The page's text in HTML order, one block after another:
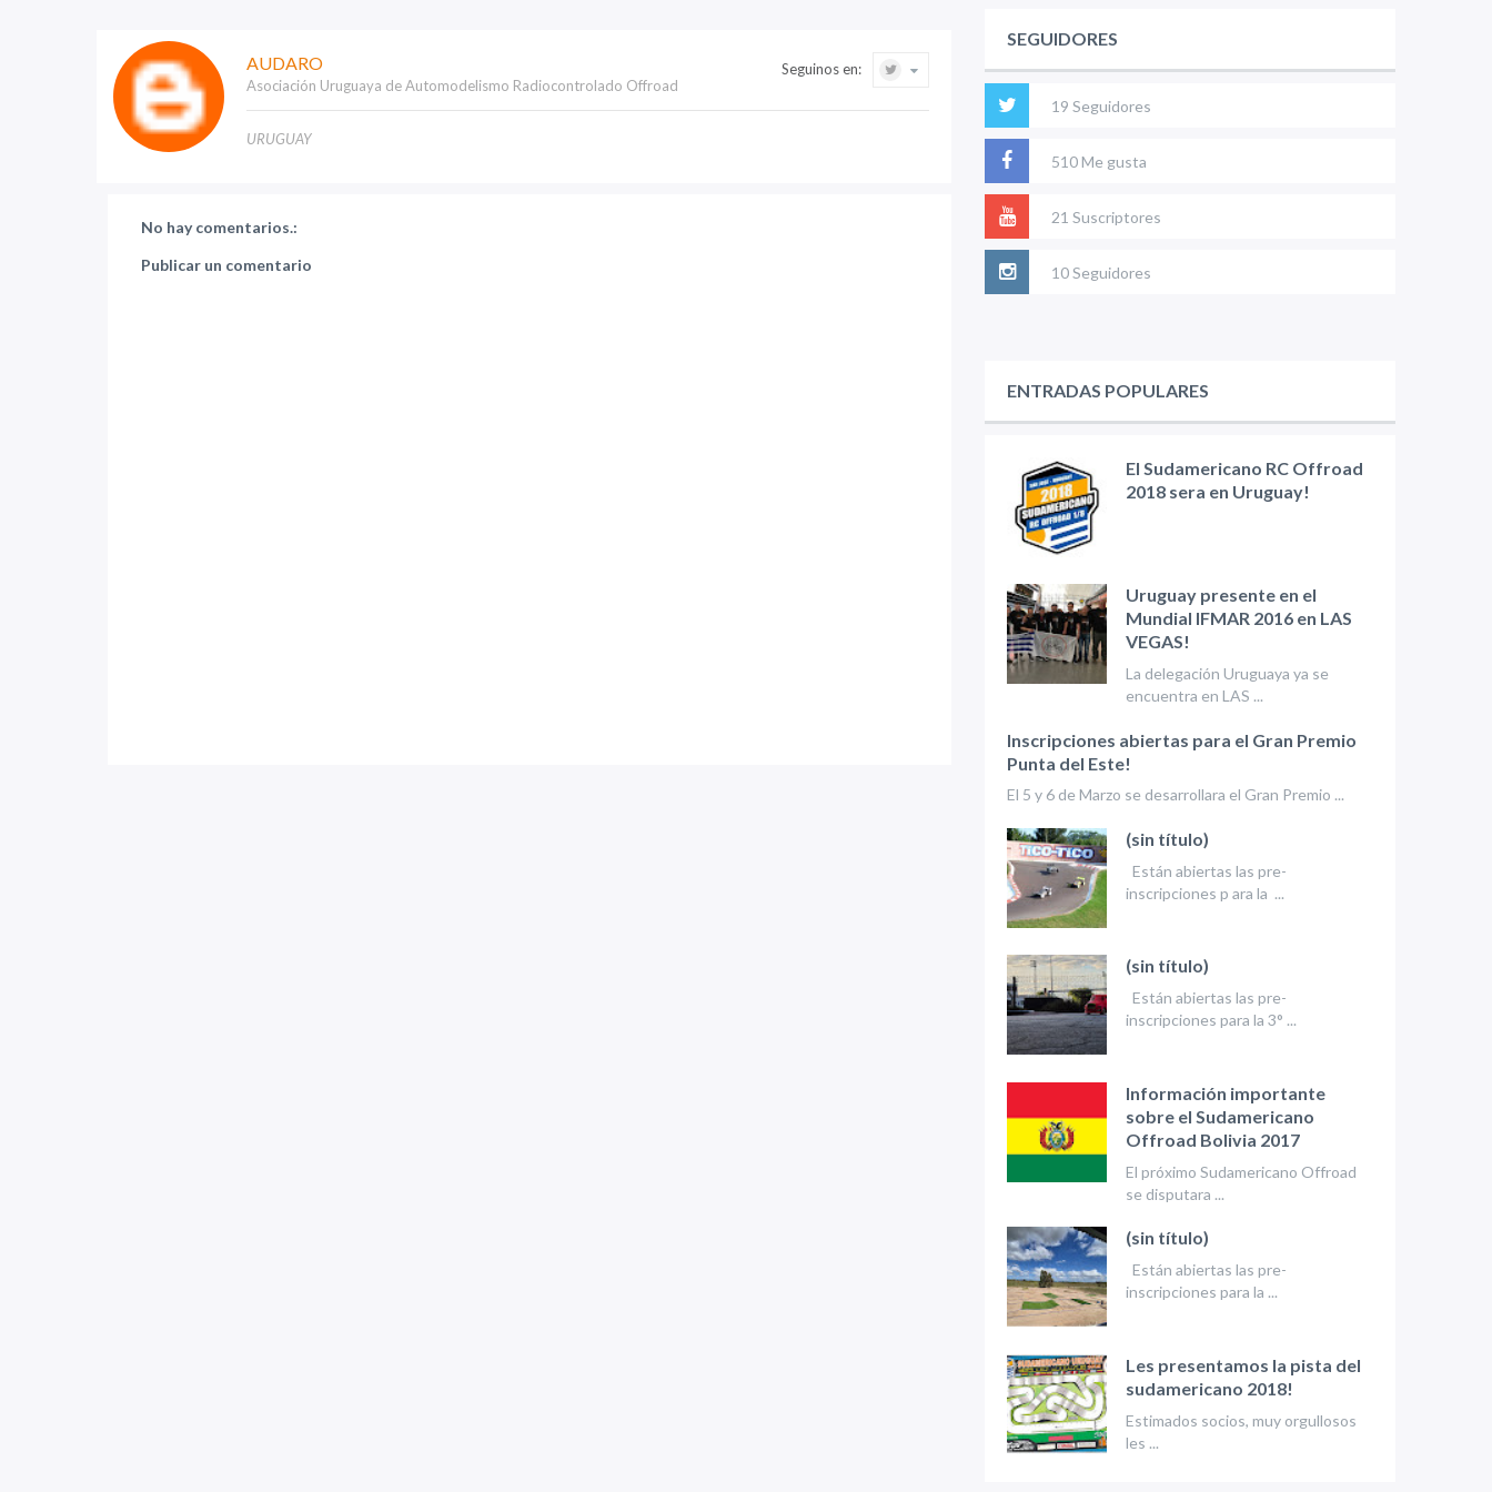
AUDARO
Asociación Uruguaya de Automodelismo Radiocontrolado Offroad
Seguinos en:
URUGUAY
No hay comentarios.:
Publicar un comentario
SEGUIDORES
19 Seguidores
510 Me gusta
21 Suscriptores
10 Seguidores
ENTRADAS POPULARES
El Sudamericano RC Offroad
2018 sera en Uruguay!
Uruguay presente en el
Mundial IFMAR 2016 en LAS
VEGAS!
La delegación Uruguaya ya se
encuentra en LAS ...
Inscripciones abiertas para el Gran Premio
Punta del Este!
El 5 y 6 de Marzo se desarrollara el Gran Premio ...
(sin título)
Están abiertas las pre-
inscripciones p ara la ...
(sin título)
Están abiertas las pre-
inscripciones para la 3° ...
Información importante
sobre el Sudamericano
Offroad Bolivia 2017
El próximo Sudamericano Offroad
se disputara ...
(sin título)
Están abiertas las pre-
inscripciones para la ...
Les presentamos la pista del
sudamericano 2018!
Estimados socios, muy orgullosos
les ...